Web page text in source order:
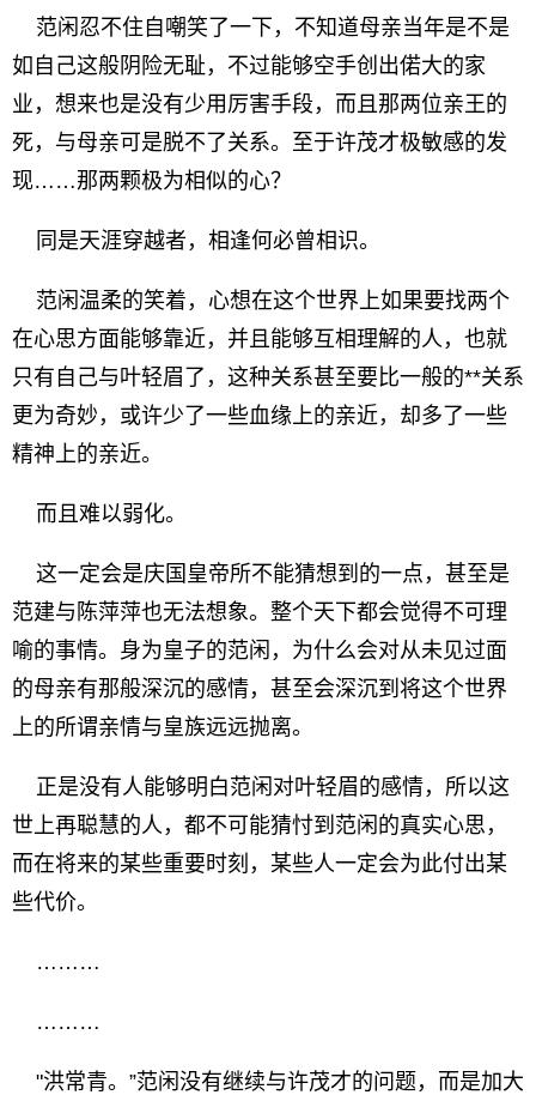
范闲忍不住自嘲笑了一下，不知道母亲当年是不是
如自己这般阴险无耻，不过能够空手创出偌大的家
业，想来也是没有少用厉害手段，而且那两位亲王的
死，与母亲可是脱不了关系。至于许茂才极敏感的发
现……那两颗极为相似的心？
同是天涯穿越者，相逢何必曾相识。
范闲温柔的笑着，心想在这个世界上如果要找两个
在心思方面能够靠近，并且能够互相理解的人，也就
只有自己与叶轻眉了，这种关系甚至要比一般的**关系
更为奇妙，或许少了一些血缘上的亲近，却多了一些
精神上的亲近。
而且难以弱化。
这一定会是庆国皇帝所不能猜想到的一点，甚至是
范建与陈萍萍也无法想象。整个天下都会觉得不可理
喻的事情。身为皇子的范闲，为什么会对从未见过面
的母亲有那般深沉的感情，甚至会深沉到将这个世界
上的所谓亲情与皇族远远抛离。
正是没有人能够明白范闲对叶轻眉的感情，所以这
世上再聪慧的人，都不可能猜忖到范闲的真实心思，
而在将来的某些重要时刻，某些人一定会为此付出某
些代价。
………
………
"洪常青。”范闲没有继续与许茂才的问题，而是加大